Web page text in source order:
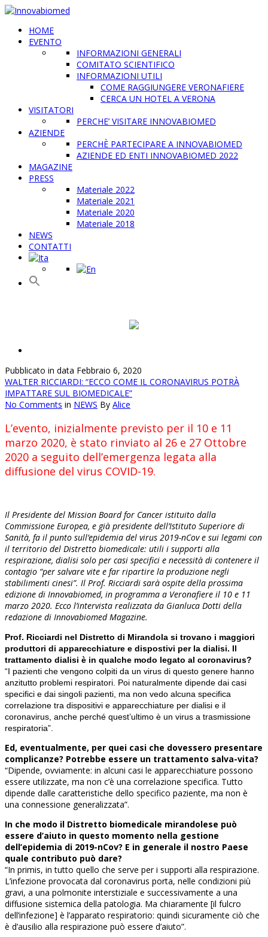
HOME
EVENTO
INFORMAZIONI GENERALI
COMITATO SCIENTIFICO
INFORMAZIONI UTILI
COME RAGGIUNGERE VERONAFIERE
CERCA UN HOTEL A VERONA
VISITATORI
PERCHE’ VISITARE INNOVABIOMED
AZIENDE
PERCHÈ PARTECIPARE A INNOVABIOMED
AZIENDE ED ENTI INNOVABIOMED 2022
MAGAZINE
PRESS
Materiale 2022
Materiale 2021
Materiale 2020
Materiale 2018
NEWS
CONTATTI
Pubblicato in data Febbraio 6, 2020
WALTER RICCIARDI: “ECCO COME IL CORONAVIRUS POTRÀ
IMPATTARE SUL BIOMEDICALE”
No Comments in NEWS By Alice
L’evento, inizialmente previsto per il 10 e 11
marzo 2020, è stato rinviato al 26 e 27 Ottobre
2020 a seguito dell’emergenza legata alla
diffusione del virus COVID-19.
Il Presidente del Mission Board for Cancer istituito dalla
Commissione Europea, e già presidente dell’Istituto Superiore di
Sanità, fa il punto sull’epidemia del virus 2019-nCov e sui legami con
il territorio del Distretto biomedicale: utili i supporti alla
respirazione, dialisi solo per casi specifici e necessità di contenere il
contagio “per salvare vite e far ripartire la produzione negli
stabilimenti cinesi”. Il Prof. Ricciardi sarà ospite della prossima
edizione di Innovabiomed, in programma a Veronafiere il 10 e 11
marzo 2020. Ecco l’intervista realizzata da Gianluca Dotti della
redazione di Innovabiomed Magazine.
Prof. Ricciardi nel Distretto di Mirandola si trovano i maggiori
produttori di apparecchiature e dispostivi per la dialisi. Il
trattamento dialisi è in qualche modo legato al coronavirus?
“I pazienti che vengono colpiti da un virus di questo genere hanno
anzitutto problemi respiratori. Poi naturalmente dipende dai casi
specifici e dai singoli pazienti, ma non vedo alcuna specifica
correlazione tra dispositivi e apparecchiature per dialisi e il
coronavirus, anche perché quest’ultimo è un virus a trasmissione
respiratoria”.
Ed, eventualmente, per quei casi che dovessero presentare
complicanze? Potrebbe essere un trattamento salva-vita?
“Dipende, ovviamente: in alcuni casi le apparecchiature possono
essere utilizzate, ma non c’è una correlazione specifica. Tutto
dipende dalle caratteristiche dello specifico paziente, ma non è
una connessione generalizzata”.
In che modo il Distretto biomedicale mirandolese può
essere d’aiuto in questo momento nella gestione
dell’epidemia di 2019-nCov? E in generale il nostro Paese
quale contributo può dare?
“In primis, in tutto quello che serve per i supporti alla respirazione.
L’infezione provocata dal coronavirus porta, nelle condizioni più
gravi, a una polmonite interstiziale e successivamente a una
diffusione sistemica della patologia. Ma chiaramente [il fulcro
dell’infezione] è l’apparato respiratorio: quindi sicuramente ciò che
è d’ausilio alla respirazione può essere d’aiuto”.